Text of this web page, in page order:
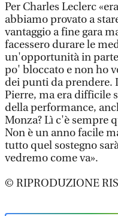
Per Charles Leclerc
abbiamo provato a
vantaggio a fine gara
facessero durare le
un'opportunità in
po' bloccato e non ho
dei punti da prendere.
Pierre, ma era difficile
della performance,
Monza? Lì c'è sempre
Non è un anno facile
tutto quel sostegno
vedremo come va».
© RIPRODUZIONE